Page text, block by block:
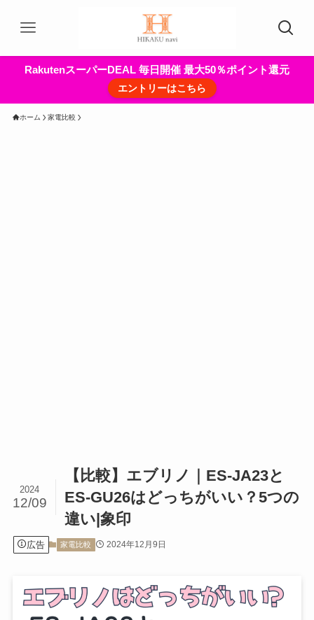
RakutenスーパーDEAL 毎日開催 最大50％ポイント還元
エントリーはこちら
ホーム 家電比較
【比較】エブリノ｜ES-JA23と
ES-GU26はどっちがいい？5つの
違い|象印
2024
12/09
広告 家電比較 2024年12月9日